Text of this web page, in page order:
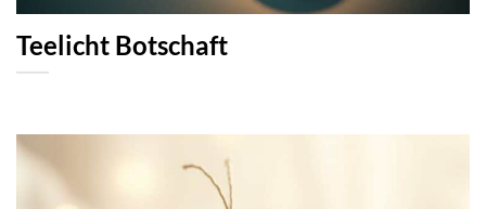
Teelicht Botschaft